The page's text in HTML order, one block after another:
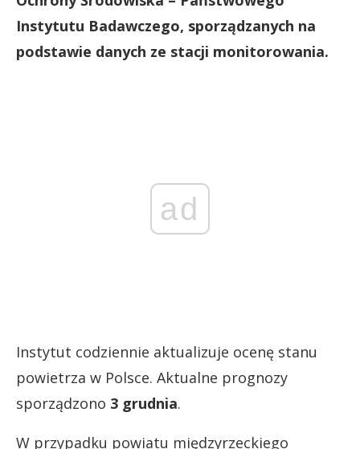
Instytutu Badawczego, sporządzanych na
podstawie danych ze stacji monitorowania.
ad
Instytut codziennie aktualizuje ocenę stanu
powietrza w Polsce. Aktualne prognozy
sporządzono 3 grudnia.
W przypadku powiatu międzyrzeckiego